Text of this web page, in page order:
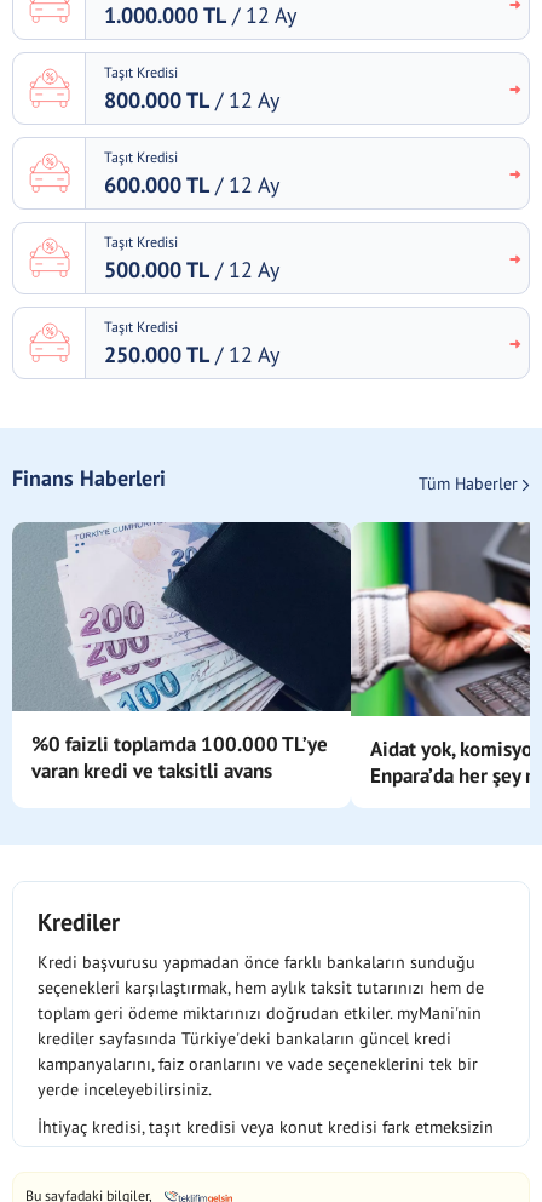
1.000.000 TL / 12 Ay
Taşıt Kredisi
800.000 TL / 12 Ay
Taşıt Kredisi
600.000 TL / 12 Ay
Taşıt Kredisi
500.000 TL / 12 Ay
Taşıt Kredisi
250.000 TL / 12 Ay
Finans Haberleri Tüm Haberler
%0 faizli toplamda 100.000 TL’ye
varan kredi ve taksitli avans
Aidat yok,
Enpara’da her şey
Krediler
Kredi başvurusu yapmadan önce farklı bankaların sunduğu
seçenekleri karşılaştırmak, hem aylık taksit tutarınızı hem de
toplam geri ödeme miktarınızı doğrudan etkiler. myMani'nin
krediler sayfasında Türkiye'deki bankaların güncel kredi
kampanyalarını, faiz oranlarını ve vade seçeneklerini tek bir
yerde inceleyebilirsiniz.
İhtiyaç kredisi, taşıt kredisi veya konut kredisi fark etmeksizin
her kredi türü için bankaların öne çıkan tekliflerini bu sayfada
bulabilirsiniz. Bazı bankalar belirli dönemlerde faizsiz veya
Bu sayfadaki bilgiler,